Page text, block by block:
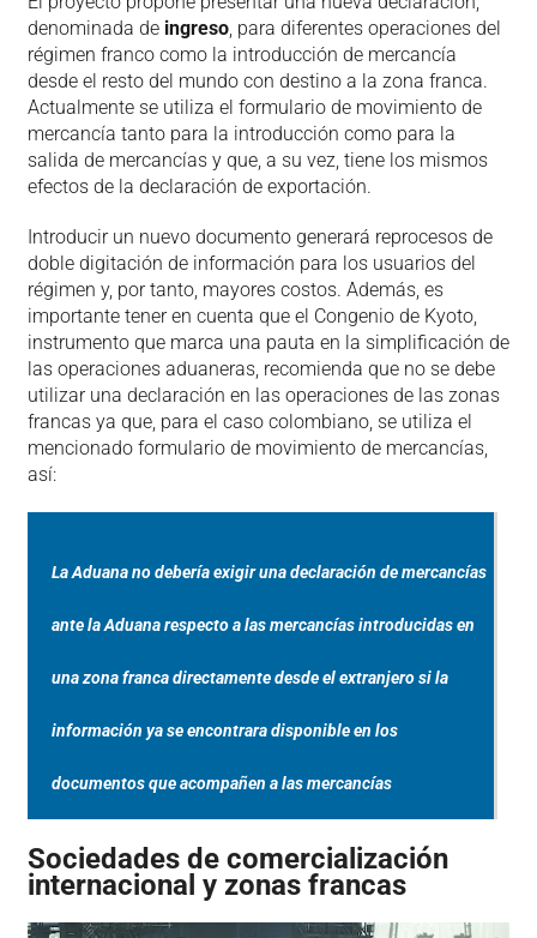
denominada de ingreso, para diferentes operaciones del
régimen franco como la introducción de mercancía
desde el resto del mundo con destino a la zona franca.
Actualmente se utiliza el formulario de movimiento de
mercancía tanto para la introducción como para la
salida de mercancías y que, a su vez, tiene los mismos
efectos de la declaración de exportación.
Introducir un nuevo documento generará reprocesos de
doble digitación de información para los usuarios del
régimen y, por tanto, mayores costos. Además, es
importante tener en cuenta que el Congenio de Kyoto,
instrumento que marca una pauta en la simplificación de
las operaciones aduaneras, recomienda que no se debe
utilizar una declaración en las operaciones de las zonas
francas ya que, para el caso colombiano, se utiliza el
mencionado formulario de movimiento de mercancías,
así:
La Aduana no debería exigir una declaración de mercancías
ante la Aduana respecto a las mercancías introducidas en
una zona franca directamente desde el extranjero si la
información ya se encontrara disponible en los
documentos que acompañen a las mercancías
Sociedades de comercialización
internacional y zonas francas